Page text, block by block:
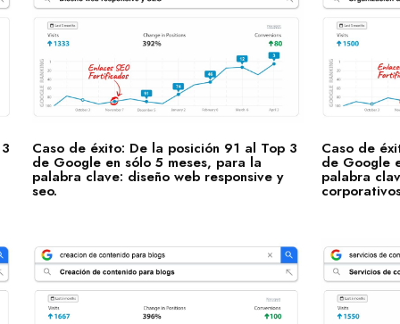
Caso de éxito: De la posición 91 al Top 3
de Google en sólo 5 meses, para la
palabra clave: diseño web responsive y
seo.
Caso de
de Google
palabra